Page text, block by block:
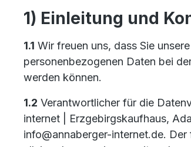
1) Einleitung und
1.1 Wir freuen uns, dass Sie
personenbezogenen Daten bei
werden können.
1.2 Verantwortlicher für die
internet | Erzgebirgskaufhaus,
info@annaberger-internet.de.